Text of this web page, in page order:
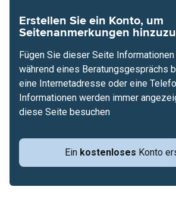
Erstellen Sie ein Konto, um
Seitenanmerkungen
Ein kostenloses Konto
Fügen Sie dieser Seite
während eines Beratungsgesprächs
eine Internetadresse oder eine
Informationen werden immer
diese Seite besuchen